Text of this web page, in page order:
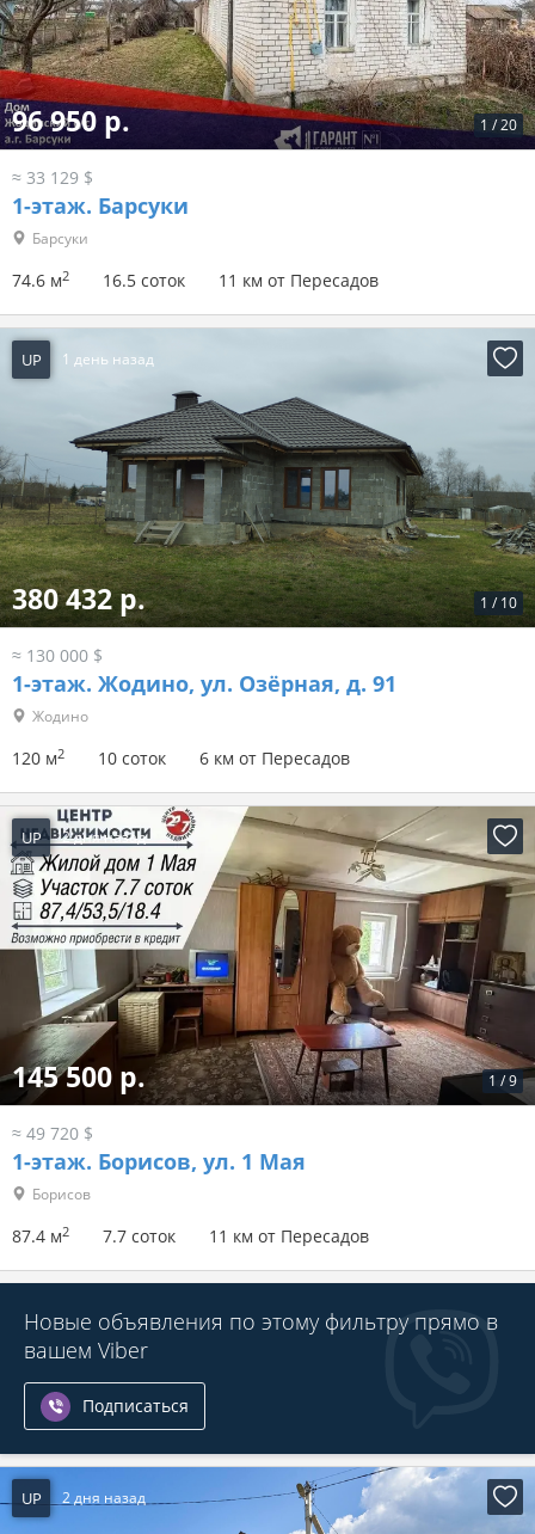
1 /20
96 950 р.
≈ 33 129 $
1-этаж. Барсуки
Барсуки
74.6 м2 16.5 соток 11 км от Пересадов
UP 1 день назад
1 / 10
380 432 р.
≈ 130 000 $
1-этаж. Жодино, ул. Озёрная, д. 91
Жодино
120 м2 10 соток 6 км от Пересадов
UP 2 дня назад
1 /9
145 500 р.
≈ 49 720 $
1-этаж. Борисов, ул. 1 Мая
Борисов
87.4 м2 7.7 соток 11 км от Пересадов
Новые объявления по этому фильтру прямо в
вашем Viber
Подписаться
UP 2 дня назад